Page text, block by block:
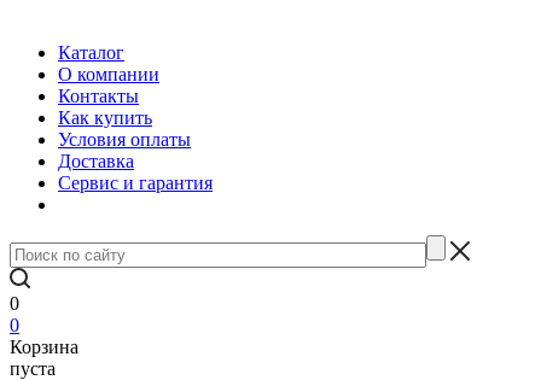
Каталог
О компании
Контакты
Как купить
Условия оплаты
Доставка
Сервис и гарантия
0
0
Корзина
пуста